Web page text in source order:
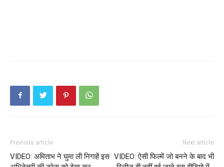
Previous article
VIDEO: अमिताभ ने घुमा ली निगाहें इस
Next article
VIDEO: ऐसी फिल्में जो बनने के बाद भी